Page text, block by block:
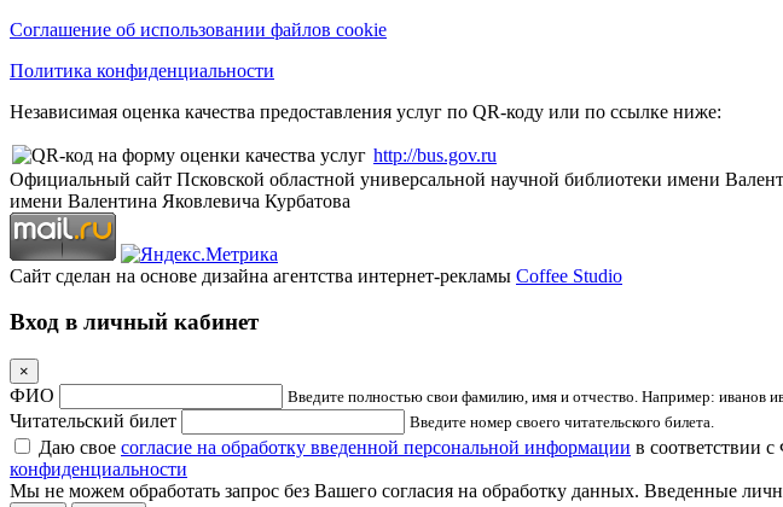
Соглашение об использовании файлов cookie
Политика конфиденциальности
Независимая оценка качества предоставления услуг по QR-коду или по ссылке ниже:
http://bus.gov.ru
Официальный сайт Псковской областной универсальной научной библиотеки имени
имени Валентина Яковлевича Курбатова
Сайт сделан на основе дизайна агентства интернет-рекламы Coffee Studio
Вход в личный кабинет
×
ФИО Введите полностью свои фамилию, имя и отчество. Например: иванов
Читательский билет Введите номер своего читательского билета.
Даю свое согласие на обработку введенной персональной информации в соответствии
конфиденциальности
Мы не можем обработать запрос без Вашего согласия на обработку данных. Введенные